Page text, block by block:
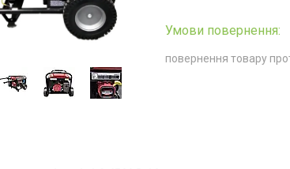
повернення товару